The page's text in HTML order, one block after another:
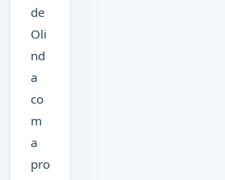
de
Oli
nd
a
co
m
a
pro